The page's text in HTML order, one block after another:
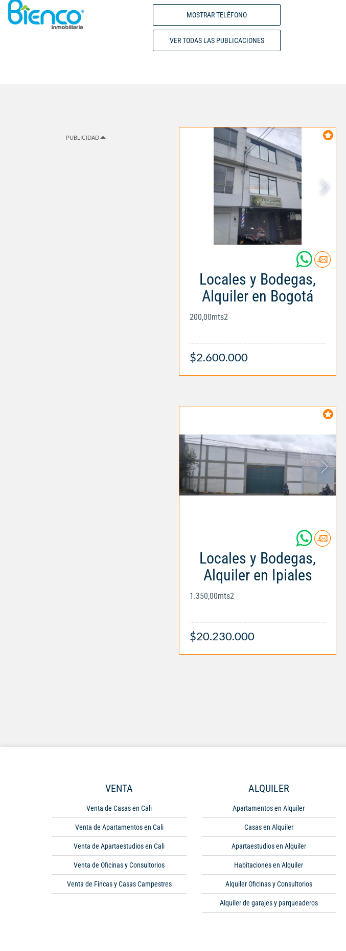
MOSTRAR TELÉFONO
VER TODAS LAS PUBLICACIONES
PUBLICIDAD
Locales y Bodegas,
Alquiler en Bogotá
200,00mts2
$2.600.000
Locales y Bodegas,
Alquiler en Ipiales
1.350,00mts2
$20.230.000
VENTA
Venta de Casas en Cali
Venta de Apartamentos en Cali
Venta de Apartaestudios en Cali
Venta de Oficinas y Consultorios
Venta de Fincas y Casas Campestres
ALQUILER
Apartamentos en Alquiler
Casas en Alquiler
Apartaestudios en Alquiler
Habitaciones en Alquiler
Alquiler Oficinas y Consultorios
Alquiler de garajes y parqueaderos